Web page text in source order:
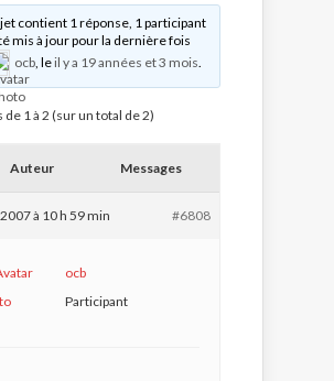
contient 1 réponse, 1 participant
mis à jour pour la dernière fois
ocb , leil y a 19 années et 3 mois
de 1 à 2 (sur un total de 2)
Auteur Messages
à 10 h 59 min #6808
ocb
Participant